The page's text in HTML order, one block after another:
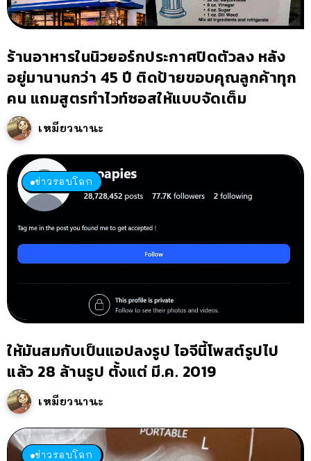
ร้านอาหารในนิวยอร์กประกาศปิดตัวลง หลัง
อยู่มานานกว่า 45 ปี ติดป้ายขอบคุณลูกค้าทุก
คน แถมสูตรทำไวท์ซอสให้แบบจัดเต็ม
เหมียวนานะ
ข่าวรอบโลก
ให้มันสมกับเป็นแอปลงรูป ไอจีนี้โพสต์รูปไป
แล้ว 28 ล้านรูป ตั้งแต่ มี.ค. 2019
เหมียวนานะ
ข่าวรอบโลก